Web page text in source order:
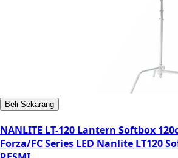
Beli Sekarang
NANLITE LT-120 Lantern Softbox
Forza/FC Series LED Nanlite LT120